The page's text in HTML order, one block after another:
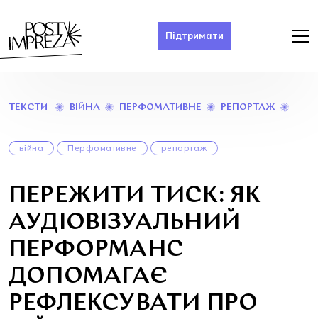
Підтримати
ТЕКСТИ ВІЙНА ПЕРФОМАТИВНЕ РЕПОРТАЖ
війна Перфомативне репортаж
ПЕРЕЖИТИ ТИСК: ЯК
АУДІОВІЗУАЛЬНИЙ
ПЕРФОРМАНС
ДОПОМАГАЄ
РЕФЛЕКСУВАТИ ПРО